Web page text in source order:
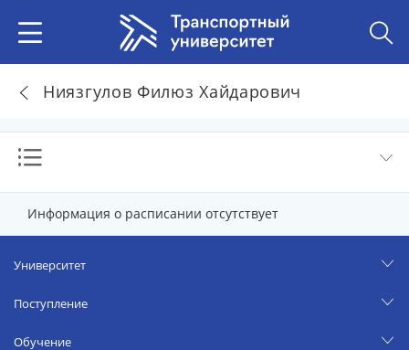
Ниязгулов Филюз Хайдарович
Информация о расписании отсутствует
Университет
Поступление
Обучение